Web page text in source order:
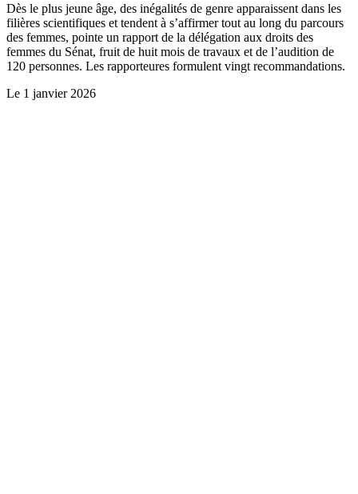
Dès le plus jeune âge, des inégalités de genre apparaissent dans les
filières scientifiques et tendent à s’affirmer tout au long du parcours
des femmes, pointe un rapport de la délégation aux droits des
femmes du Sénat, fruit de huit mois de travaux et de l’audition de
120 personnes. Les rapporteures formulent vingt recommandations.
Le 1 janvier 2026